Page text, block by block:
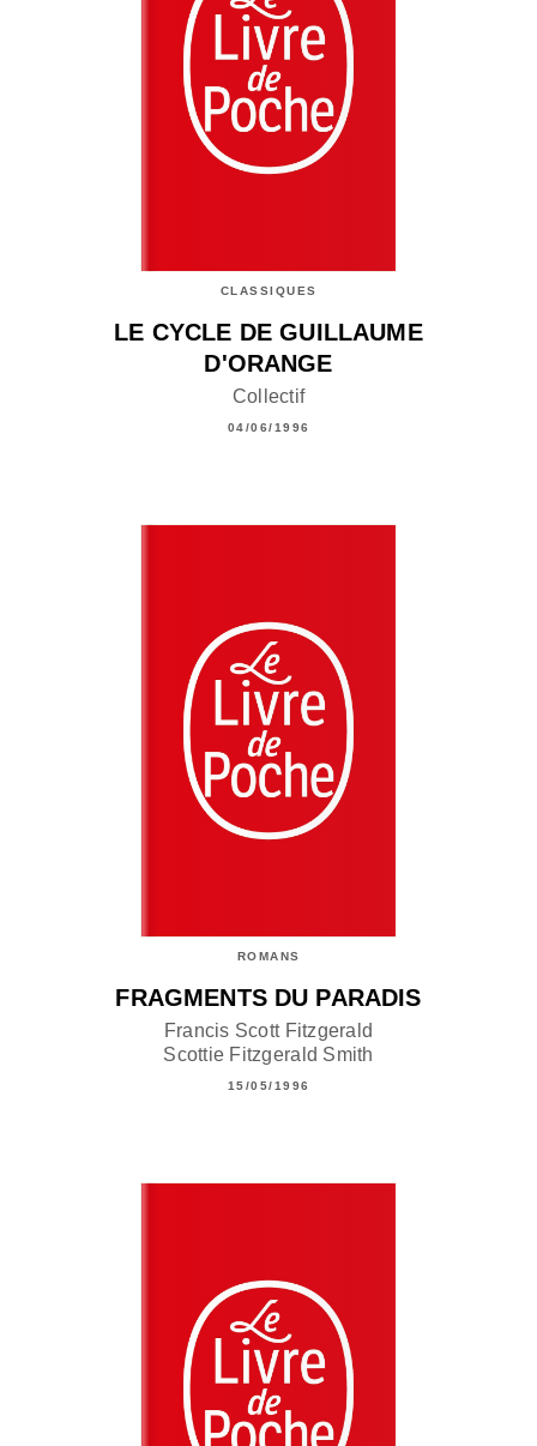
CLASSIQUES
LE CYCLE DE GUILLAUME
D'ORANGE
Collectif
04/06/1996
ROMANS
FRAGMENTS DU PARADIS
Francis Scott Fitzgerald
Scottie Fitzgerald Smith
15/05/1996